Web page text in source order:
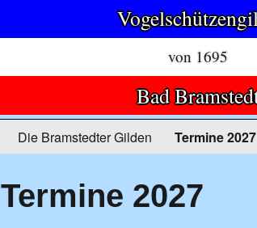
von 1695
Bad
Die Bramstedter Gilden Termine 2027
Termine 2027